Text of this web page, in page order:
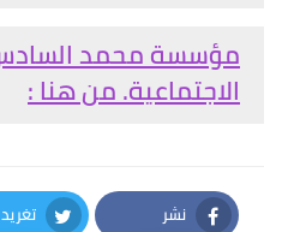
مؤسسة
الاجتماعية. من هنا :
نشر تغريد